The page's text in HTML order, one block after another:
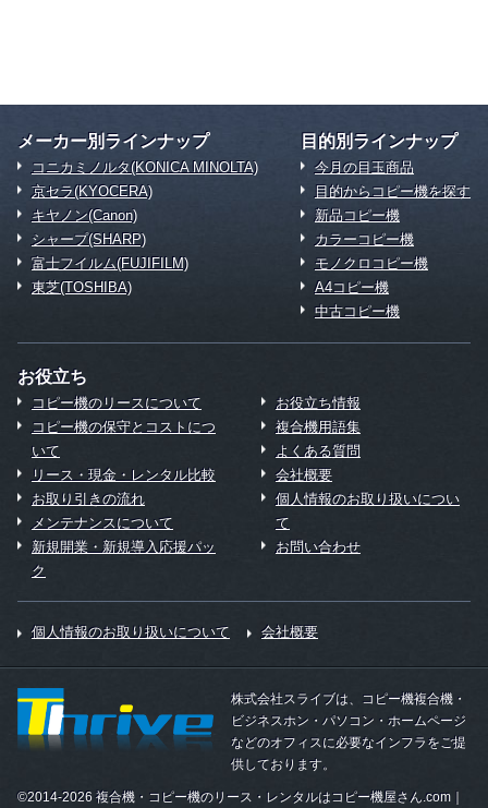
メーカー別ラインナップ
コニカミノルタ(KONICA MINOLTA)
京セラ(KYOCERA)
キヤノン(Canon)
シャープ(SHARP)
富士フイルム(FUJIFILM)
東芝(TOSHIBA)
目的別ラインナップ
今月の目玉商品
目的からコピー機を探す
新品コピー機
カラーコピー機
モノクロコピー機
A4コピー機
中古コピー機
お役立ち
コピー機のリースについて
コピー機の保守とコストにつ
いて
リース・現金・レンタル比較
お取り引きの流れ
メンテナンスについて
新規開業・新規導入応援パッ
ク
お役立ち情報
複合機用語集
よくある質問
会社概要
個人情報のお取り扱いについ
て
お問い合わせ
個人情報のお取り扱いについて 会社概要
株式会社スライブは、コピー機複合機・
ビジネスホン・パソコン・ホームページ
などのオフィスに必要なインフラをご提
供しております。
©2014-2026 複合機・コピー機のリース・レンタルはコピー機屋さん.com｜